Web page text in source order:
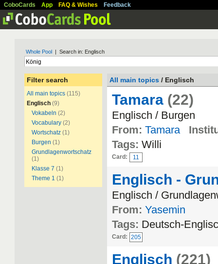
CoboCards App FAQ & Wishes Feedback
Whole Pool | Search in: Englisch
Filter search
All main topics (115)
Englisch (9)
Vokabeln (2)
Vocabulary (2)
Wortschatz (1)
Burgen (1)
Grundlagenwortschatz
(1)
Klasse 7 (1)
Theme 1 (1)
All main topics / Englisch
Tamara (22)
Englisch / Burgen
From: Tamara
Tags: Willi
Card: 11
Englisch -
Englisch /
From: Yasemin
Tags: Deutsch-
Card: 205
Englisch (221)